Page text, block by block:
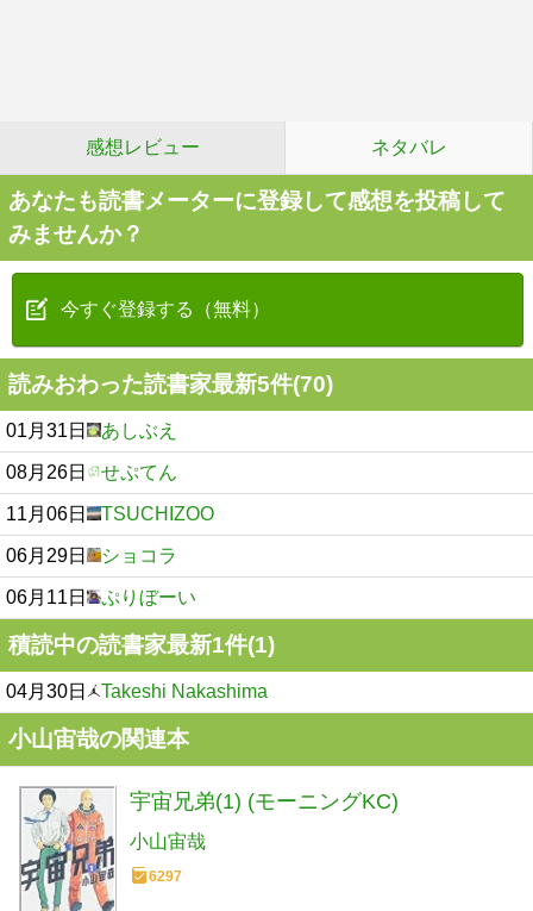
感想レビュー ネタバレ
あなたも読書メーターに登録して感想を投稿して
みませんか？
今すぐ登録する（無料）
読みおわった読書家最新5件(70)
01月31日 あしぶえ
08月26日 せぷてん
11月06日 TSUCHIZOO
06月29日 ショコラ
06月11日 ぷりぼーい
積読中の読書家最新1件(1)
04月30日 Takeshi Nakashima
小山宙哉の関連本
宇宙兄弟(1) (モーニングKC)
小山宙哉
6297